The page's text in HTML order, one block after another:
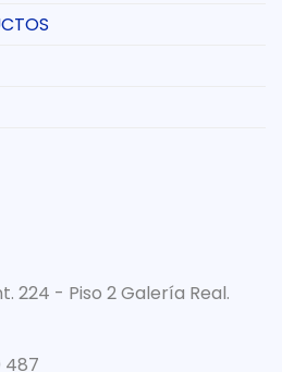
224 - Piso 2 Galería Real.
487